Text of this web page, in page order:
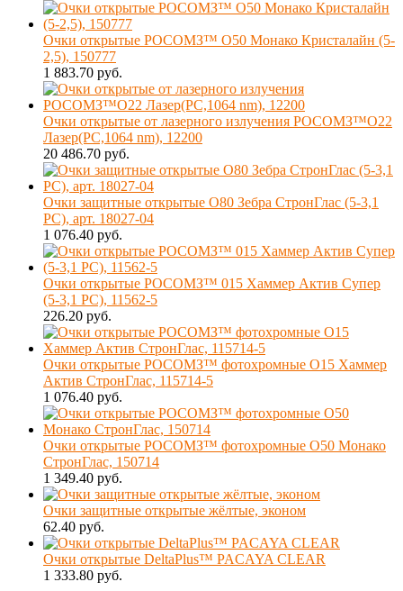
Очки открытые РОСОМЗ™ О50 Монако Кристалайн (5-
2,5), 150777
1 883.70 руб.
Очки открытые от лазерного излучения РОСОМЗ™О22
Лазер(РС,1064 nm), 12200
20 486.70 руб.
Очки защитные открытые О80 Зебра СтронГлас (5-3,1
PC), арт. 18027-04
1 076.40 руб.
Очки открытые РОСОМЗ™ 015 Хаммер Актив Супер
(5-3,1 PC), 11562-5
226.20 руб.
Очки открытые РОСОМЗ™ фотохромные О15 Хаммер
Актив СтронГлас, 115714-5
1 076.40 руб.
Очки открытые РОСОМЗ™ фотохромные О50 Монако
СтронГлас, 150714
1 349.40 руб.
Очки защитные открытые жёлтые, эконом
62.40 руб.
Очки открытые DeltaPlus™ PACAYA CLEAR
1 333.80 руб.